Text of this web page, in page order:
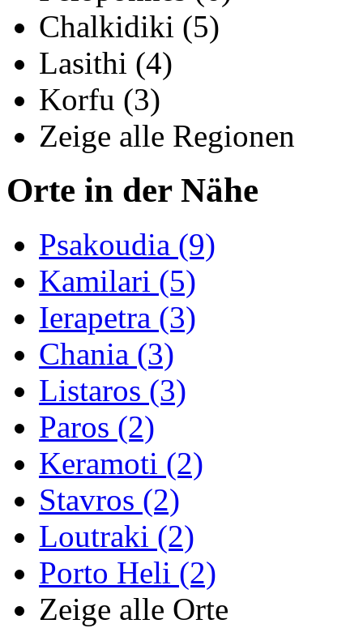
Chalkidiki (5)
Lasithi (4)
Korfu (3)
Zeige alle Regionen
Orte in der Nähe
Psakoudia (9)
Kamilari (5)
Ierapetra (3)
Chania (3)
Listaros (3)
Paros (2)
Keramoti (2)
Stavros (2)
Loutraki (2)
Porto Heli (2)
Zeige alle Orte